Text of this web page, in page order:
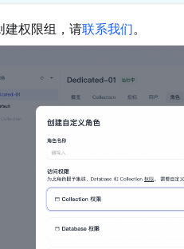
建权限组，请联系我们。